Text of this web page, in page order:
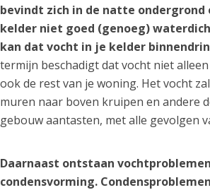
bevindt zich in de natte ondergrond
kelder niet goed (genoeg)
kan dat vocht in je kelder
termijn beschadigt dat vocht niet
ook de rest van je woning. Het vocht
muren naar boven kruipen en andere
gebouw aantasten, met alle gevolgen
Daarnaast ontstaan
condensvorming.